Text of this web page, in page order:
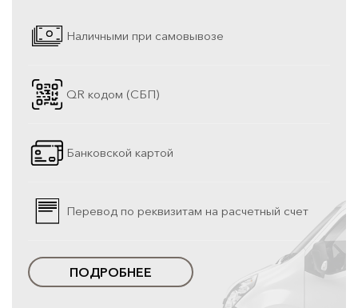
Наличными при самовывозе
QR кодом (СБП)
Банковской картой
Перевод по реквизитам на расчетный счет
ПОДРОБНЕЕ